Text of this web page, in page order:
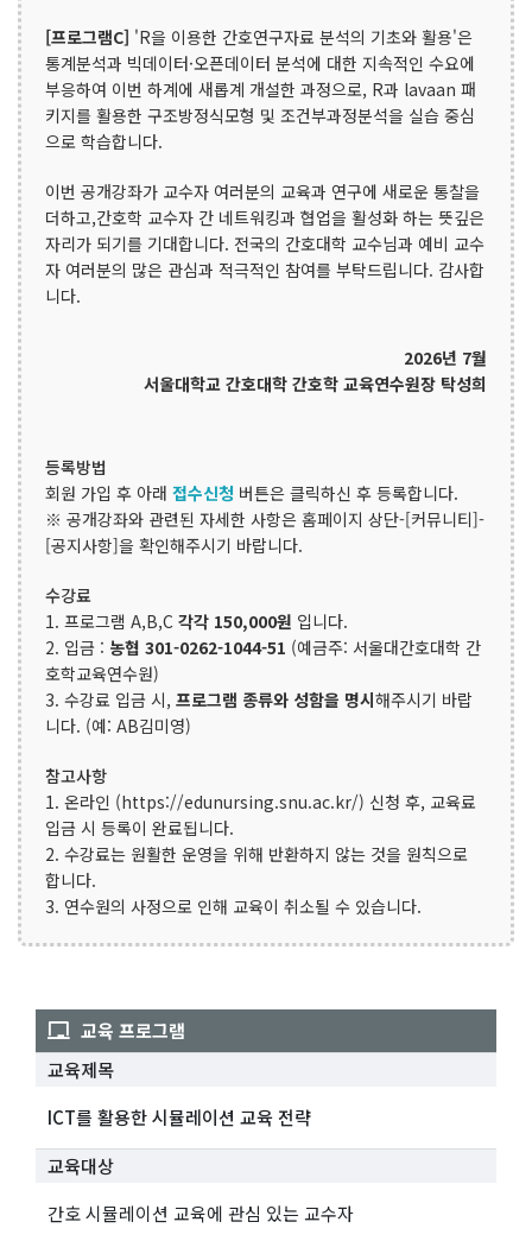
[프로그램C] 'R을 이용한 간호연구자료 분석의 기초와 활용'은
통계분석과 빅데이터·오픈데이터 분석에 대한 지속적인 수요에
부응하여 이번 하계에 새롭계 개설한 과정으로, R과 lavaan 패
키지를 활용한 구조방정식모형 및 조건부과정분석을 실습 중심
으로 학습합니다.
이번 공개강좌가 교수자 여러분의 교육과 연구에 새로운 통찰을
더하고,간호학 교수자 간 네트워킹과 협업을 활성화 하는 뜻깊은
자리가 되기를 기대합니다. 전국의 간호대학 교수님과 예비 교수
자 여러분의 많은 관심과 적극적인 참여를 부탁드립니다. 감사합
니다.
2026년 7월
서울대학교 간호대학 간호학 교육연수원장 탁성희
등록방법
회원 가입 후 아래 접수신청 버튼은 클릭하신 후 등록합니다.
※ 공개강좌와 관련된 자세한 사항은 홈페이지 상단-[커뮤니티]-
[공지사항]을 확인해주시기 바랍니다.
수강료
1. 프로그램 A,B,C 각각 150,000원 입니다.
2. 입금 : 농협 301-0262-1044-51 (예금주: 서울대간호대학 간
호학교육연수원)
3. 수강료 입금 시, 프로그램 종류와 성함을 명시해주시기 바랍
니다. (예: AB김미영)
참고사항
1. 온라인 (https://edunursing.snu.ac.kr/) 신청 후, 교육료
입금 시 등록이 완료됩니다.
2. 수강료는 원활한 운영을 위해 반환하지 않는 것을 원칙으로
합니다.
3. 연수원의 사정으로 인해 교육이 취소될 수 있습니다.
교육 프로그램
교육제목
ICT를 활용한 시뮬레이션 교육 전략
교육대상
간호 시뮬레이션 교육에 관심 있는 교수자